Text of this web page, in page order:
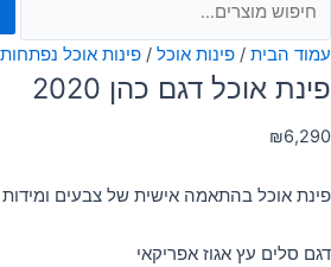
עמוד הבית / פינות אוכל / פינות אוכל נפתחות
פינת אוכל דגם כהן 2020
₪6,290
פינת אוכל בהתאמה אישית של צבעים ומידות
דגם סלים עץ אגוז אפריקאי